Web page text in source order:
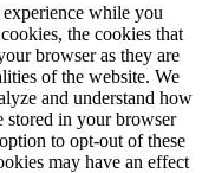
while you
the cookies that
browser as they are
of the website. We
and understand how
stored in your browser
to opt-out of these
may have an effect